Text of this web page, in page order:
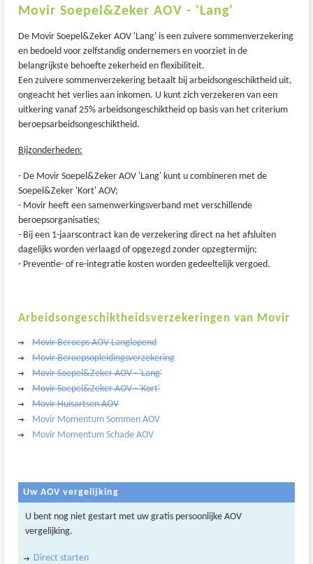
Movir Soepel&Zeker AOV - 'Lang'
De Movir Soepel&Zeker AOV 'Lang' is een zuivere sommenverzekering
en bedoeld voor zelfstandig ondernemers en voorziet in de
belangrijkste behoefte zekerheid en flexibiliteit.
Een zuivere sommenverzekering betaalt bij arbeidsongeschiktheid uit,
ongeacht het verlies aan inkomen. U kunt zich verzekeren van een
uitkering vanaf 25% arbeidsongeschiktheid op basis van het criterium
beroepsarbeidsongeschiktheid.
Bijzonderheden:
- De Movir Soepel&Zeker AOV 'Lang' kunt u combineren met de
Soepel&Zeker 'Kort' AOV;
- Movir heeft een samenwerkingsverband met verschillende
beroepsorganisaties;
- Bij een 1-jaarscontract kan de verzekering direct na het afsluiten
dagelijks worden verlaagd of opgezegd zonder opzegtermijn;
- Preventie- of re-integratie kosten worden gedeeltelijk vergoed.
Arbeidsongeschiktheidsverzekeringen van Movir
Movir Beroeps AOV Langlopend
Movir Beroepsopleidingsverzekering
Movir Soepel&Zeker AOV - 'Lang'
Movir Soepel&Zeker AOV - 'Kort'
Movir Huisartsen AOV
Movir Momentum Sommen AOV
Movir Momentum Schade AOV
Uw AOV vergelijking
U bent nog niet gestart met uw gratis persoonlijke AOV
vergelijking.
Direct starten